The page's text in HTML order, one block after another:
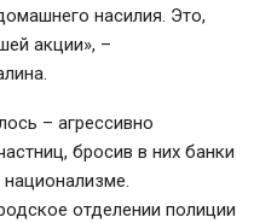
насилия. Это,
акции», –
– агрессивно
бросив в них банки
отделении полиции